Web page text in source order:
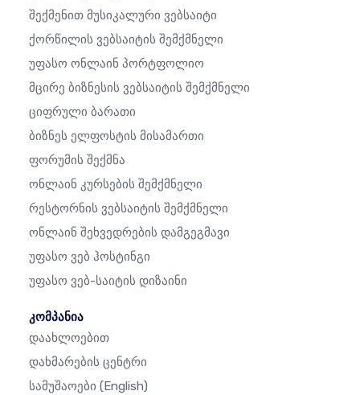
Შექმენით Მუსიკალური Ვებსაიტი
Ქორწილის Ვებსაიტის Შემქმნელი
Უფასო Ონლაინ Პორტფოლიო
Მცირე Ბიზნესის Ვებსაიტის Შემქმნელი
Ციფრული Ბარათი
Ბიზნეს Ელფოსტის Მისამართი
Ფორუმის Შექმნა
Ონლაინ Კურსების Შემქმნელი
Რესტორნის Ვებსაიტის Შემქმნელი
Ონლაინ Შეხვედრების Დამგეგმავი
Უფასო Ვებ Ჰოსტინგი
Უფასო Ვებ-Საიტის Დიზაინი
კომპანია
Დაახლოებით
Დახმარების Ცენტრი
Სამუშაოები (English)